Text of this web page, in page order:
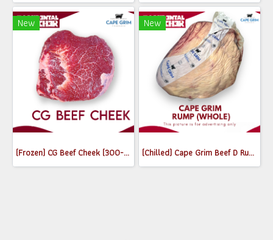
New
(Frozen) CG Beef Cheek (300-350g)
New
(Chilled) Cape Grim Beef D Rump (Whole) MB2-3